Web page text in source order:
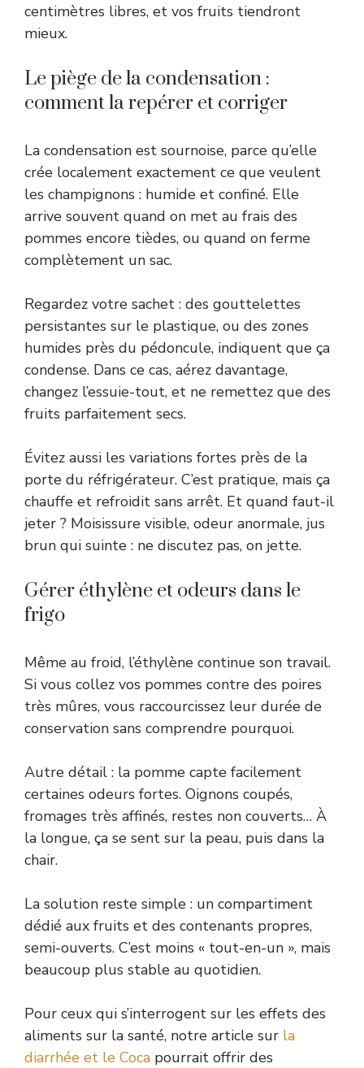
centimètres libres, et vos fruits tiendront
mieux.
Le piège de la condensation :
comment la repérer et corriger
La condensation est sournoise, parce qu’elle
crée localement exactement ce que veulent
les champignons : humide et confiné. Elle
arrive souvent quand on met au frais des
pommes encore tièdes, ou quand on ferme
complètement un sac.
Regardez votre sachet : des gouttelettes
persistantes sur le plastique, ou des zones
humides près du pédoncule, indiquent que ça
condense. Dans ce cas, aérez davantage,
changez l’essuie-tout, et ne remettez que des
fruits parfaitement secs.
Évitez aussi les variations fortes près de la
porte du réfrigérateur. C’est pratique, mais ça
chauffe et refroidit sans arrêt. Et quand faut-il
jeter ? Moisissure visible, odeur anormale, jus
brun qui suinte : ne discutez pas, on jette.
Gérer éthylène et odeurs dans le
frigo
Même au froid, l’éthylène continue son travail.
Si vous collez vos pommes contre des poires
très mûres, vous raccourcissez leur durée de
conservation sans comprendre pourquoi.
Autre détail : la pomme capte facilement
certaines odeurs fortes. Oignons coupés,
fromages très affinés, restes non couverts… À
la longue, ça se sent sur la peau, puis dans la
chair.
La solution reste simple : un compartiment
dédié aux fruits et des contenants propres,
semi-ouverts. C’est moins « tout-en-un », mais
beaucoup plus stable au quotidien.
Pour ceux qui s’interrogent sur les effets des
aliments sur la santé, notre article sur la
diarrhée et le Coca pourrait offrir des